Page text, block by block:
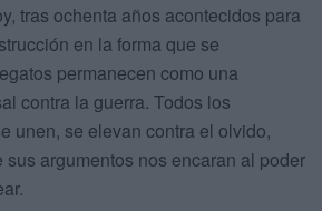
tras ochenta años acontecidos para
en la forma que se
permanecen como una
contra la guerra. Todos los
unen, se elevan contra el olvido,
sus argumentos nos encaran al poder